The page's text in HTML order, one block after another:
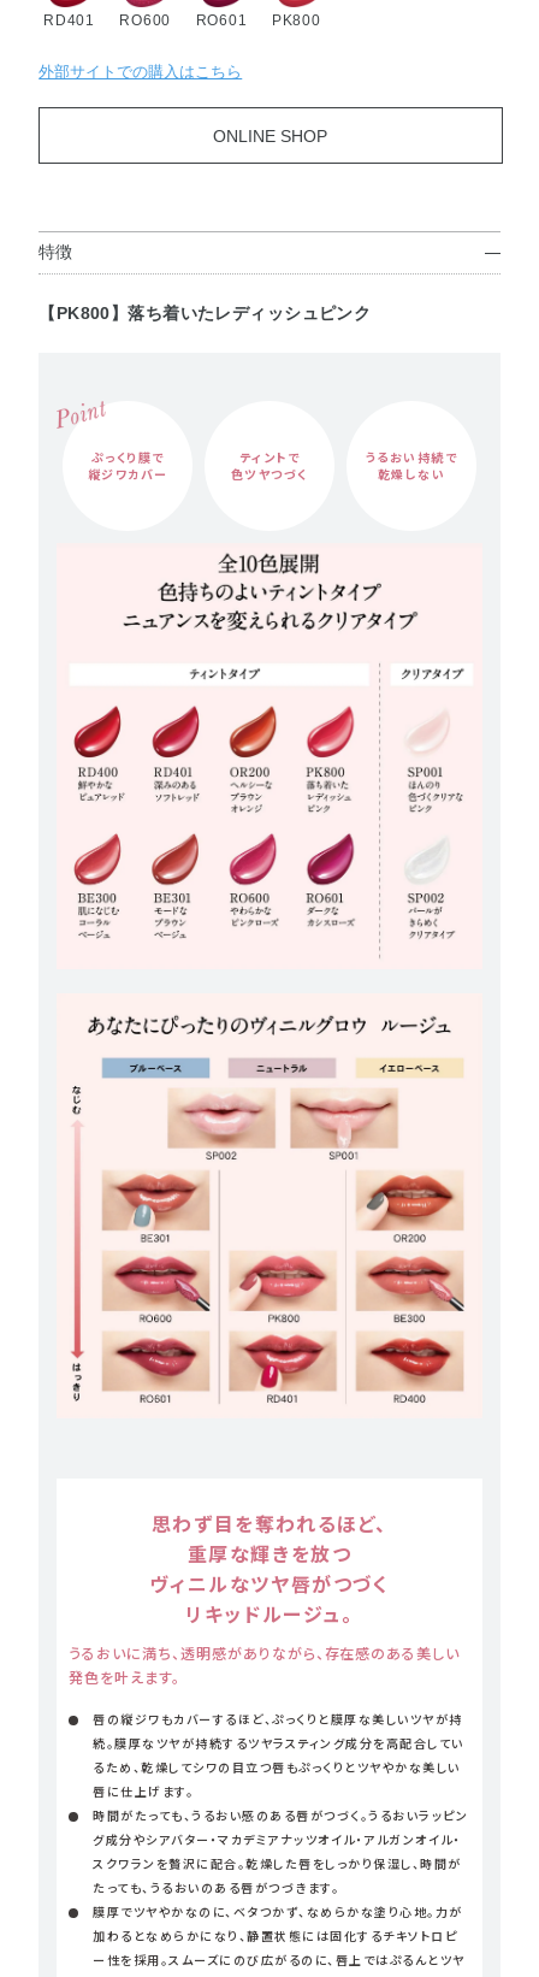
RD401 RO600 RO601 PK800
外部サイトでの購入はこちら
ONLINE SHOP
特徴
【PK800】落ち着いたレディッシュピンク
ぷっくり膜で
縦ジワカバー
ティントで
色ツヤつづく
うるおい持続で
乾燥しない
思わず目を奪われるほど、
重厚な輝きを放つ
ヴィニルなツヤ唇がつづく
リキッドルージュ。
うるおいに満ち、透明感がありながら、存在感のある美しい
発色を叶えます。
唇の縦ジワもカバーするほど、ぷっくりと膜厚な美しいツヤが持
続。膜厚なツヤが持続するツヤラスティング成分を高配合してい
るため、乾燥してシワの目立つ唇もぷっくりとツヤやかな美しい
唇に仕上げます。
時間がたっても、うるおい感のある唇がつづく。うるおいラッピン
グ成分やシアバター・マカデミアナッツオイル・アルガンオイル・
スクワランを贅沢に配合。乾燥した唇をしっかり保湿し、時間が
たっても、うるおいのある唇がつづきます。
膜厚でツヤやかなのに、ベタつかず、なめらかな塗り心地。力が
加わるとなめらかになり、静置状態には固化するチキソトロピ
ー性を採用。スムーズにのび広がるのに、唇上ではぷるんとツヤ